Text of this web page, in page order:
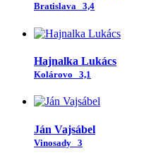
Bratislava 3,4
Hajnalka Lukács
Kolárovo 3,1
Ján Vajsábel
Vinosady 3